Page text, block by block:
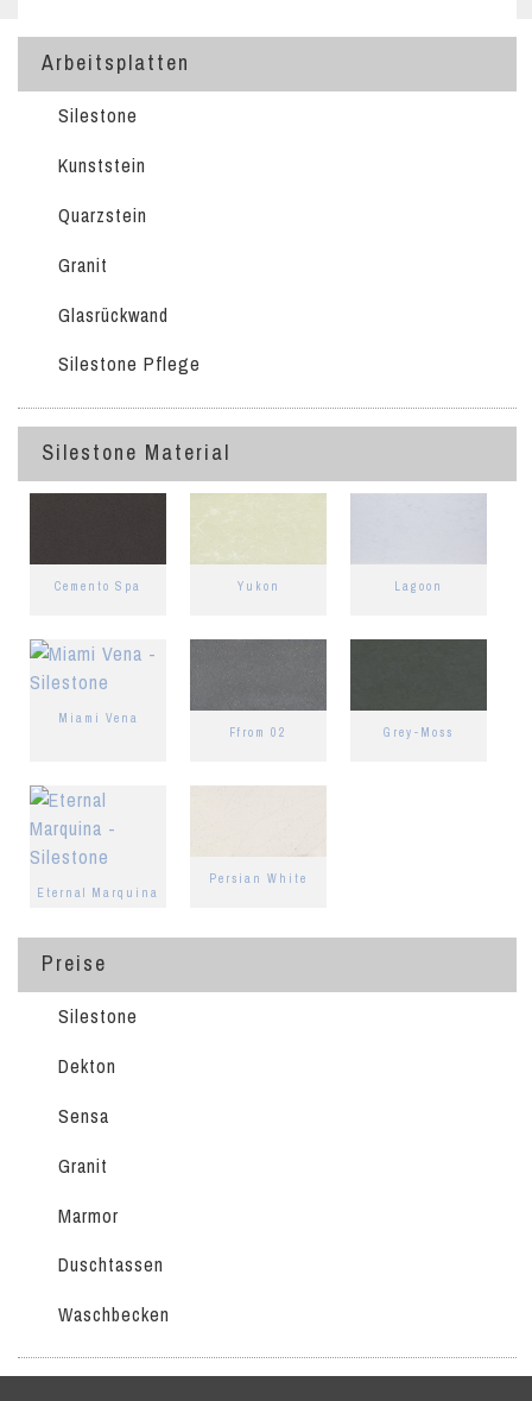
Arbeitsplatten
Silestone
Kunststein
Quarzstein
Granit
Glasrückwand
Silestone Pflege
Silestone Material
Cemento Spa Yukon Lagoon
Miami Vena
Ffrom 02
Grey-Moss
Eternal Marquina
Persian White
Preise
Silestone
Dekton
Sensa
Granit
Marmor
Duschtassen
Waschbecken